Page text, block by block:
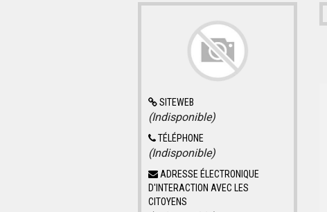
SITEWEB
(Indisponible)
TÉLÉPHONE
(Indisponible)
ADRESSE ÉLECTRONIQUE
D'INTERACTION AVEC LES
CITOYENS